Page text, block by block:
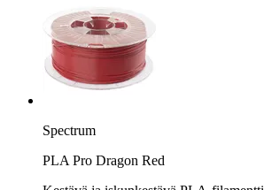
Spectrum
PLA Pro Dragon Red